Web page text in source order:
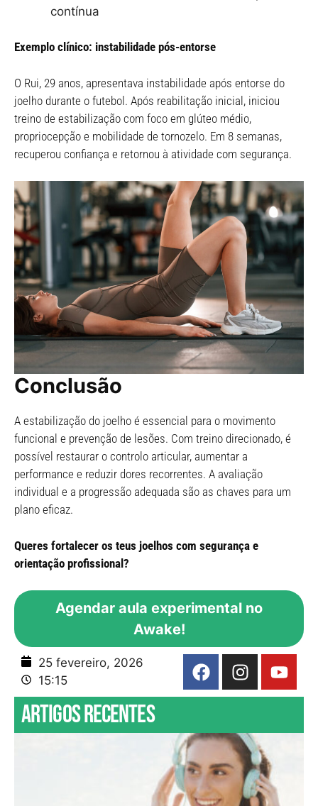
contínua
Exemplo clínico: instabilidade pós-entorse
O Rui, 29 anos, apresentava instabilidade após entorse do
joelho durante o futebol. Após reabilitação inicial, iniciou
treino de estabilização com foco em glúteo médio,
propriocepção e mobilidade de tornozelo. Em 8 semanas,
recuperou confiança e retornou à atividade com segurança.
Conclusão
A estabilização do joelho é essencial para o movimento
funcional e prevenção de lesões. Com treino direcionado, é
possível restaurar o controlo articular, aumentar a
performance e reduzir dores recorrentes. A avaliação
individual e a progressão adequada são as chaves para um
plano eficaz.
Queres fortalecer os teus joelhos com segurança e
orientação profissional?
Agendar aula experimental no
Awake!
25 fevereiro, 2026
15:15
Artigos recentes